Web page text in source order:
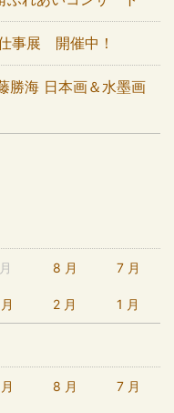
事展 開催中！
勝海 日本画＆水墨画
8 月 7 月
2 月 1 月
8 月 7 月